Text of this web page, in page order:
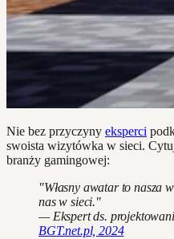
Nie bez przyczyny eksperci
swoista wizytówka w sieci.
branży gamingowej:
"Własny awatar to nasza
nas w sieci."
— Ekspert ds.
BGT.net.pl, 2024